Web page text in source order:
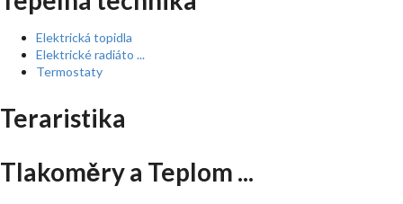
Elektrická topidla
Elektrické radiáto ...
Termostaty
Teraristika
Tlakoměry a Teplom ...